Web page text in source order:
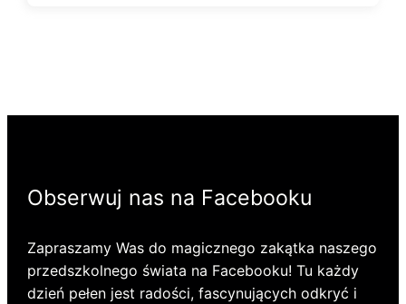
Obserwuj nas na Facebooku
Zapraszamy Was do magicznego zakątka naszego
przedszkolnego świata na Facebooku! Tu każdy
dzień pełen jest radości, fascynujących odkryć i